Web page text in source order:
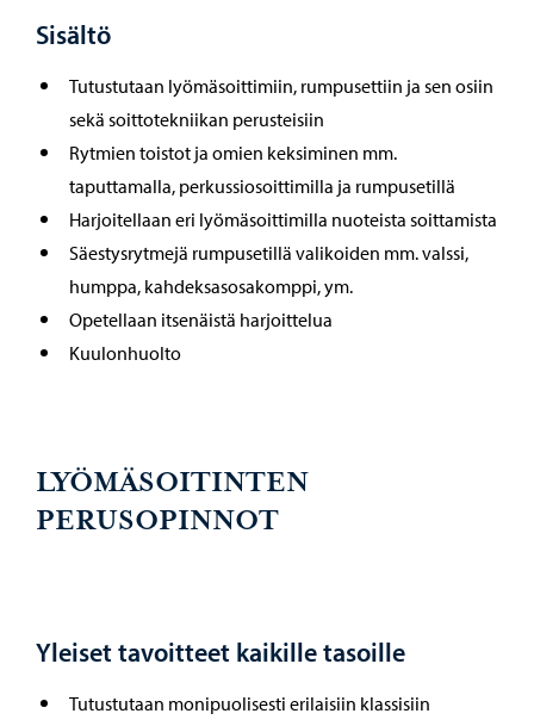
Sisältö
Tutustutaan lyömäsoittimiin, rumpusettiin ja sen osiin
sekä soittotekniikan perusteisiin
Rytmien toistot ja omien keksiminen mm.
taputtamalla, perkussiosoittimilla ja rumpusetillä
Harjoitellaan eri lyömäsoittimilla nuoteista soittamista
Säestysrytmejä rumpusetillä valikoiden mm. valssi,
humppa, kahdeksasosakomppi, ym.
Opetellaan itsenäistä harjoittelua
Kuulonhuolto
LYÖMÄSOITINTEN
PERUSOPINNOT
Yleiset tavoitteet kaikille tasoille
Tutustutaan monipuolisesti erilaisiin klassisiin